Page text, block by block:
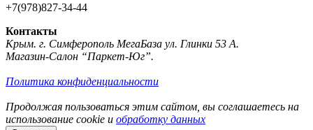
+7(978)827-34-44
Контакты
Крым. г. Симферополь МегаБаза ул. Глинки 53 А.
Магазин-Салон “Паркет-Юг”.
Политика конфиденциальности
Продолжая пользоваться этим сайтом, вы соглашаетесь на
использование cookie и обработку данных